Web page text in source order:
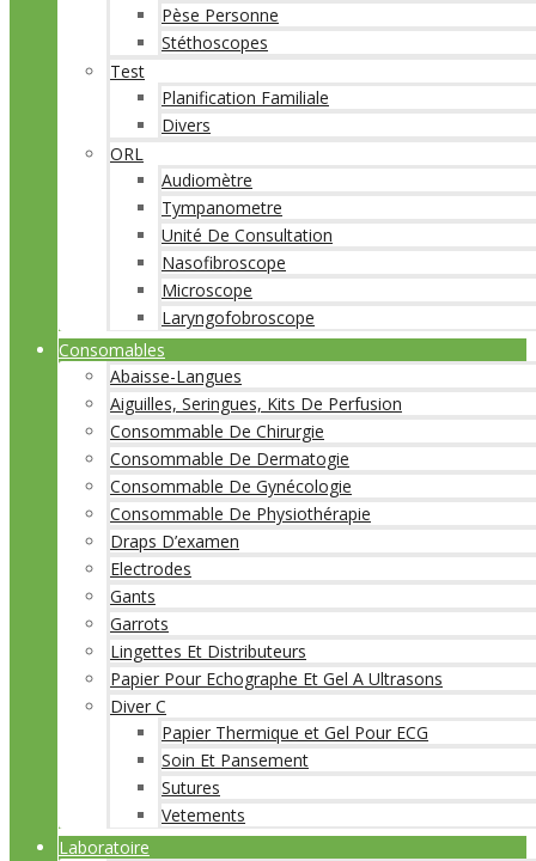
Pèse Personne
Stéthoscopes
Test
Planification Familiale
Divers
ORL
Audiomètre
Tympanometre
Unité De Consultation
Nasofibroscope
Microscope
Laryngofobroscope
Consomables
Abaisse-Langues
Aiguilles, Seringues, Kits De Perfusion
Consommable De Chirurgie
Consommable De Dermatogie
Consommable De Gynécologie
Consommable De Physiothérapie
Draps D’examen
Electrodes
Gants
Garrots
Lingettes Et Distributeurs
Papier Pour Echographe Et Gel A Ultrasons
Diver C
Papier Thermique et Gel Pour ECG
Soin Et Pansement
Sutures
Vetements
Laboratoire